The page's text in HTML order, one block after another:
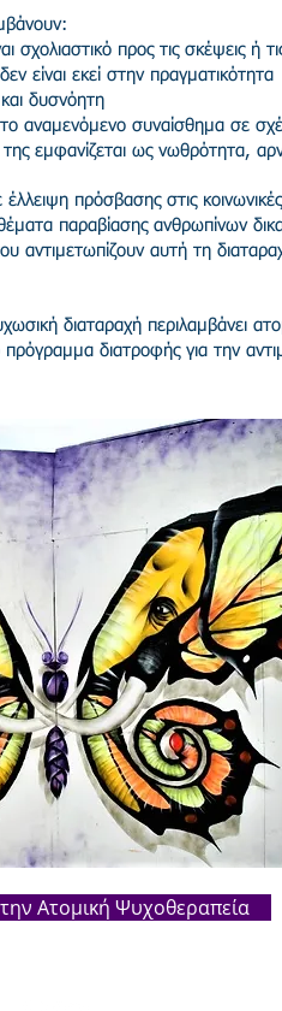
σχολιαστικό προς τις σκέψεις ή
είναι εκεί στην πραγματικότητα
δυσνόητη
αναμενόμενο συναίσθημα σε
εμφανίζεται ως νωθρότητα,
πρόσβασης στις
παραβίασης ανθρωπίνων
αντιμετωπίζουν αυτή τη
διαταραχή περιλαμβάνει
διατροφής για την
Ατομική Ψυχοθεραπεία